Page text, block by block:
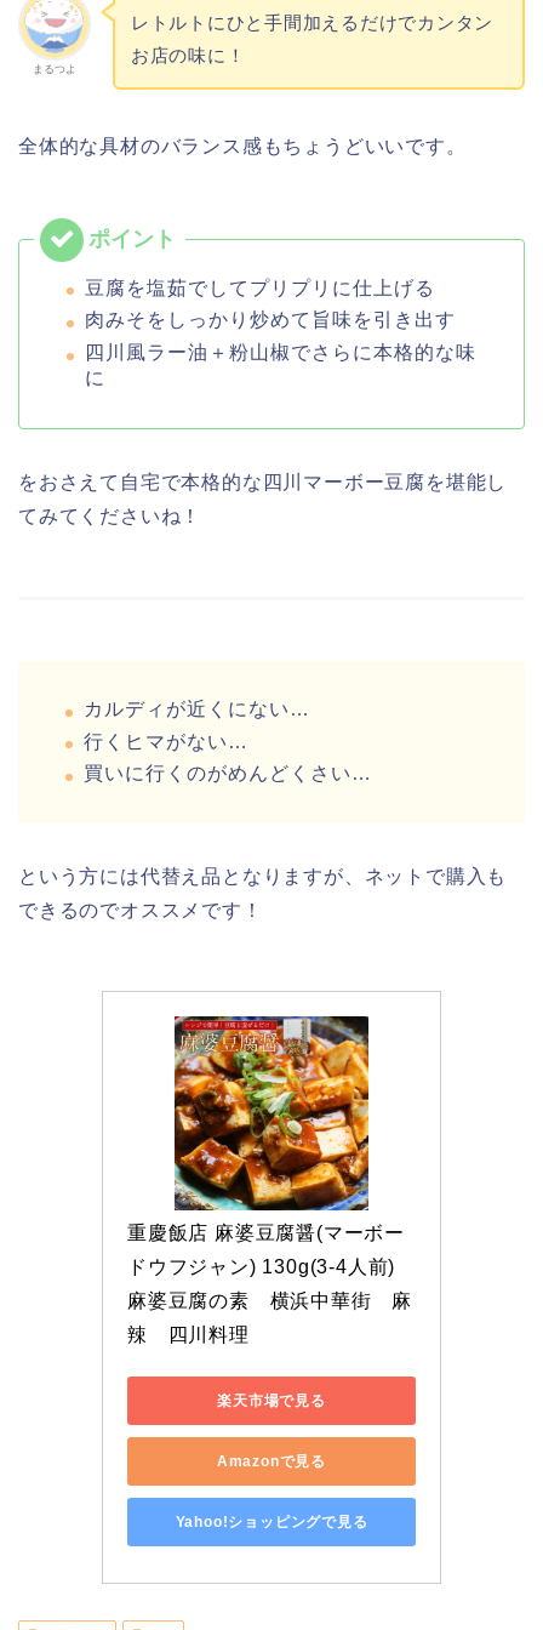
まるつよ
レトルトにひと手間加えるだけでカンタン
お店の味に！
全体的な具材のバランス感もちょうどいいです。
豆腐を塩茹でしてプリプリに仕上げる
肉みそをしっかり炒めて旨味を引き出す
四川風ラー油＋粉山椒でさらに本格的な味
に
をおさえて自宅で本格的な四川マーボー豆腐を堪能し
てみてくださいね！
カルディが近くにない…
行くヒマがない…
買いに行くのがめんどくさい…
という方には代替え品となりますが、ネットで購入も
できるのでオススメです！
重慶飯店 麻婆豆腐醤(マーボー
ドウフジャン) 130g(3-4人前)
麻婆豆腐の素　横浜中華街　麻
辣　四川料理
楽天市場で見る
Amazonで見る
Yahoo!ショッピングで見る